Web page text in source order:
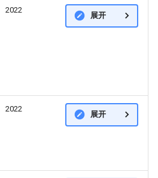
2022
展开
2022
展开